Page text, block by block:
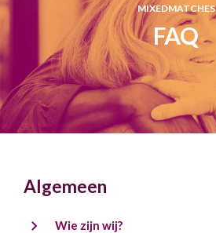
MIXEDMATCHES
FAQ
Algemeen
Wie zijn wij?